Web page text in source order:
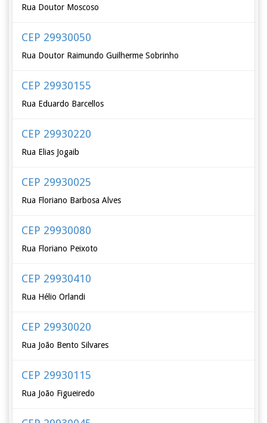
Rua Doutor Moscoso
CEP 29930050
Rua Doutor Raimundo Guilherme Sobrinho
CEP 29930155
Rua Eduardo Barcellos
CEP 29930220
Rua Elias Jogaib
CEP 29930025
Rua Floriano Barbosa Alves
CEP 29930080
Rua Floriano Peixoto
CEP 29930410
Rua Hélio Orlandi
CEP 29930020
Rua João Bento Silvares
CEP 29930115
Rua João Figueiredo